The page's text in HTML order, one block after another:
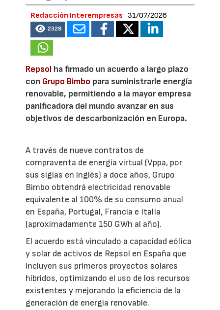
Redacción Interempresas 31/07/2026
2328
Repsol ha firmado un acuerdo a largo plazo
con Grupo Bimbo para suministrarle energía
renovable, permitiendo a la mayor empresa
panificadora del mundo avanzar en sus
objetivos de descarbonización en Europa.
A través de nueve contratos de
compraventa de energía virtual (Vppa, por
sus siglas en inglés) a doce años, Grupo
Bimbo obtendrá electricidad renovable
equivalente al 100% de su consumo anual
en España, Portugal, Francia e Italia
(aproximadamente 150 GWh al año).
El acuerdo está vinculado a capacidad eólica
y solar de activos de Repsol en España que
incluyen sus primeros proyectos solares
híbridos, optimizando el uso de los recursos
existentes y mejorando la eficiencia de la
generación de energía renovable.